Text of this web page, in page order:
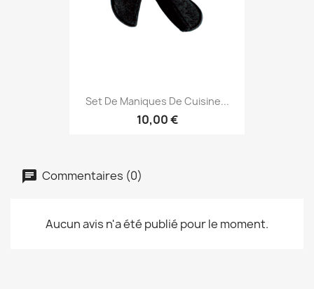
Set De Maniques De Cuisine...
10,00 €
Commentaires (0)
Aucun avis n'a été publié pour le moment.